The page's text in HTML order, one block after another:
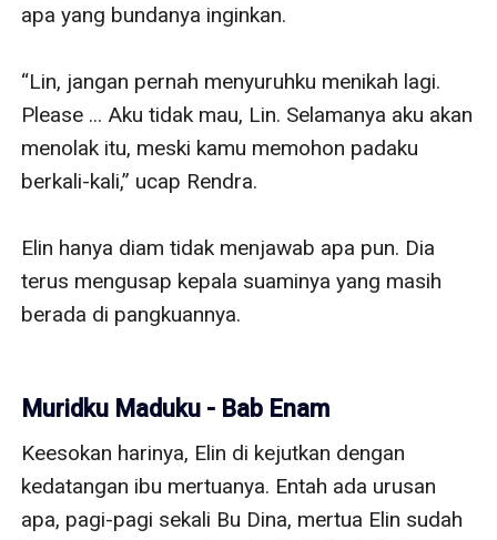
apa yang bundanya inginkan.
“Lin, jangan pernah menyuruhku menikah lagi.
Please ... Aku tidak mau, Lin. Selamanya aku akan
menolak itu, meski kamu memohon padaku
berkali-kali,” ucap Rendra.
Elin hanya diam tidak menjawab apa pun. Dia
terus mengusap kepala suaminya yang masih
berada di pangkuannya.
Muridku Maduku - Bab Enam
Keesokan harinya, Elin di kejutkan dengan
kedatangan ibu mertuanya. Entah ada urusan
apa, pagi-pagi sekali Bu Dina, mertua Elin sudah